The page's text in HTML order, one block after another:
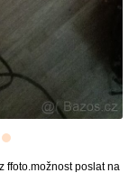
ffoto.možnost poslat na